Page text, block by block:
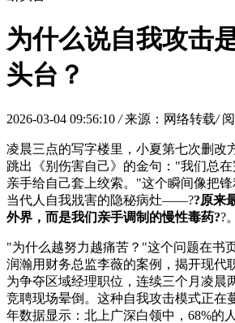
为什么说自我攻击
头台？
2026-03-04 09:56:10 / 来源：网络转载/
凌晨三点的写字楼里，小夏第七次删改
跳出《别伤害自己》的金句："我们总在
亲手给自己套上绞索。"这个瞬间像把
当代人自我戕害的隐秘病灶——??原来
外界，而是我们亲手调制的慢性毒药??。
"为什么越努力越痛苦？"这个问题在书
润瀚用财务总监李薇的案例，揭开现代
为争夺区域经理职位，连续三个月凌晨
竞聘现场晕倒。这种自我攻击模式正在
年数据显示：北上广深白领中，68%的